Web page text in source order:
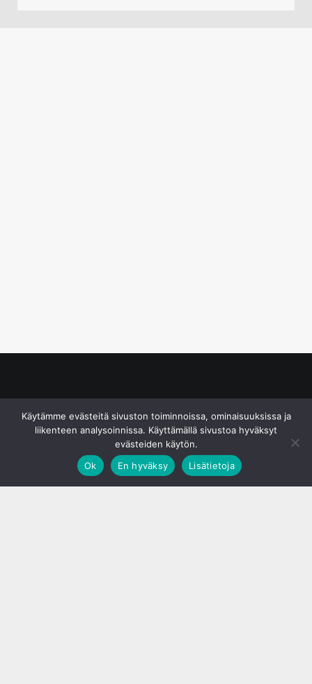
Käytämme evästeitä sivuston toiminnoissa, ominaisuuksissa ja
liikenteen analysoinnissa. Käyttämällä sivustoa hyväksyt
evästeiden käytön.
Ok
En hyväksy Lisätietoja